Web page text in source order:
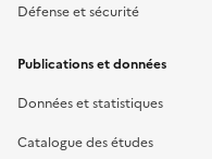
Défense et sécurité
Publications et données
Données et statistiques
Catalogue des études